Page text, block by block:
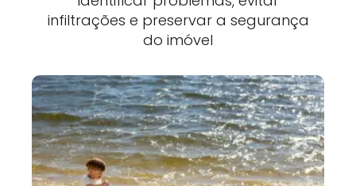
infiltrações e preservar a segurança
do imóvel